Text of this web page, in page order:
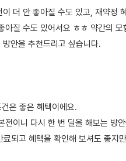
이 더 안 좋아질 수도 있고, 재약정
아질 수도 있어서요 ㅎㅎ 약간의
방안을 추천드리고 싶습니다.
은 좋은 혜택이에요.
전이니 다시 한 번 딜을 해보는 방
되고 혜택을 확인해 보셔도 좋지